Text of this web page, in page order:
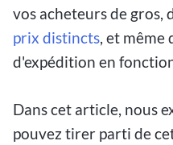
vos acheteurs de gros,
prix distincts, et même
d'expédition en
Dans cet article, nous
pouvez tirer parti de